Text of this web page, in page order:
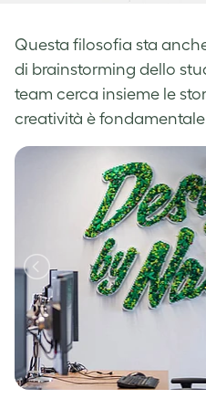
Questa filosofia sta
di brainstorming dello
team cerca insieme le
creatività è